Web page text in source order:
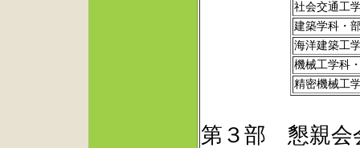
社会交通工
建築学科・
海洋建築工
機械工学科
精密機械工
第３部 懇親会